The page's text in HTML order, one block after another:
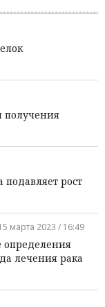
получения
рост
марта 2023 / 16:49
определения
лечения рака